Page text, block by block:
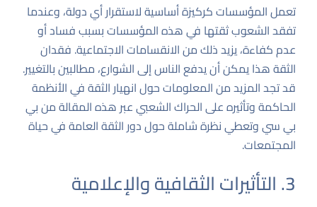
تعمل المؤسسات كركيزة أساسية لاستقرار أي دولة، وعندما
تفقد الشعوب ثقتها في هذه المؤسسات بسبب فساد أو
عدم كفاءة، يزيد ذلك من الانقسامات الاجتماعية. فقدان
الثقة هذا يمكن أن يدفع الناس إلى الشوارع، مطالبين بالتغيير.
قد تجد المزيد من المعلومات حول انهيار الثقة في الأنظمة
الحاكمة وتأثيره على الحراك الشعبي عبر هذه المقالة من بي
بي سي وتعطي نظرة شاملة حول دور الثقة العامة في حياة
المجتمعات.
3. التأثيرات الثقافية والإعلامية